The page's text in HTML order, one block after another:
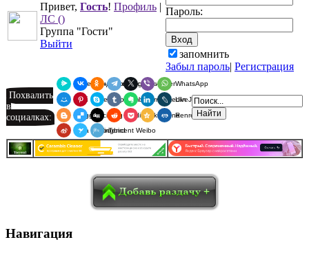
Привет, Гость! Профиль |
ЛС ()
Группа "Гости"
Выйти
Пароль:
запомнить
Забыл пароль| Регистрация
Похвалить
в
социалках:
Я.Мессенджер
ВКонтакте
Одноклассники
Telegram
X ViberWhatsApp
Мой МирPinterest
SkypeTumblrEvernoteLinkedInLiveJournal
BloggerDelicious
Digg redditPocketQzoneRenren
Sina Weibo
SurfingbirdTencent Weibo
Навигация